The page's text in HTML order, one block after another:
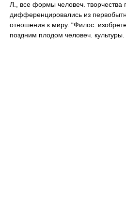
Л., все формы человеч. творчества
дифференцировались из
отношения к миру. “Филос.
поздним плодом человеч. культуры.